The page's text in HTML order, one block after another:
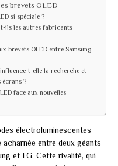
brevets OLED
si spéciale ?
ils les autres fabricants
brevets OLED entre Samsung
t-elle la recherche et
écrans ?
face aux nouvelles
électroluminescentes
entre deux géants
et LG. Cette rivalité, qui